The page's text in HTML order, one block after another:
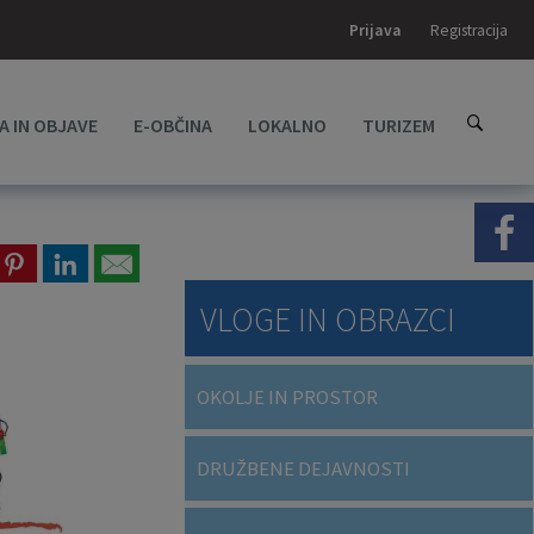
Prijava Registracija
IN OBJAVE E-OBČINA LOKALNO TURIZEM
VLOGE IN OBRAZCI
OKOLJE IN PROSTOR
DRUŽBENE DEJAVNOSTI